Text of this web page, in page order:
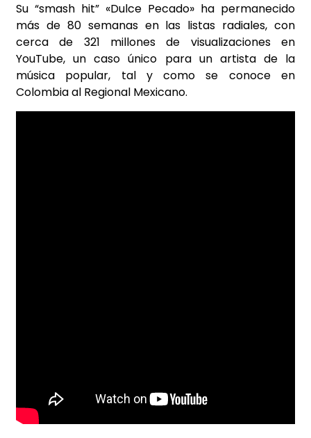
Su “smash hit” «Dulce Pecado» ha permanecido
más de 80 semanas en las listas radiales, con
cerca de 321 millones de visualizaciones en
YouTube, un caso único para un artista de la
música popular, tal y como se conoce en
Colombia al Regional Mexicano.